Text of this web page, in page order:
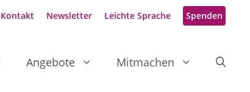
Kontakt Newsletter Leichte Sprache Spenden
Angebote Mitmachen